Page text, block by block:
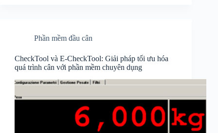
Phần mềm đầu cân
CheckTool và E-CheckTool: Giải pháp tối ưu hóa
quá trình cân với phần mềm chuyên dụng